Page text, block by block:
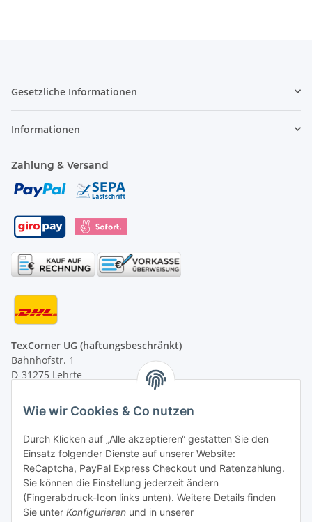
Gesetzliche Informationen
Informationen
Zahlung & Versand
TexCorner UG (haftungsbeschränkt)
Bahnhofstr. 1
D-31275 Lehrte
von 09:00 - 13:00 Uhr
Tel: +49 (0) 5132 8230689
Fax: +49 (0) 5132 8230693
E-Mail:mail@texcorner.de
Wie wir Cookies & Co nutzen
Durch Klicken auf „Alle akzeptieren“ gestatten Sie den
Einsatz folgender Dienste auf unserer Website:
ReCaptcha, PayPal Express Checkout und Ratenzahlung.
Sie können die Einstellung jederzeit ändern
(Fingerabdruck-Icon links unten). Weitere Details finden
Sie unter Konfigurieren und in unserer